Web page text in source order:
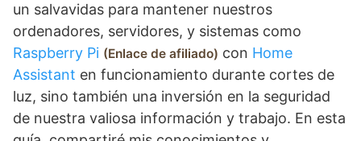
un salvavidas para mantener nuestros
ordenadores, servidores, y sistemas como
Raspberry Pi
Enlace de afiliado con Home
Assistant en funcionamiento durante cortes de
luz, sino también una inversión en la seguridad
de nuestra valiosa información y trabajo. En esta